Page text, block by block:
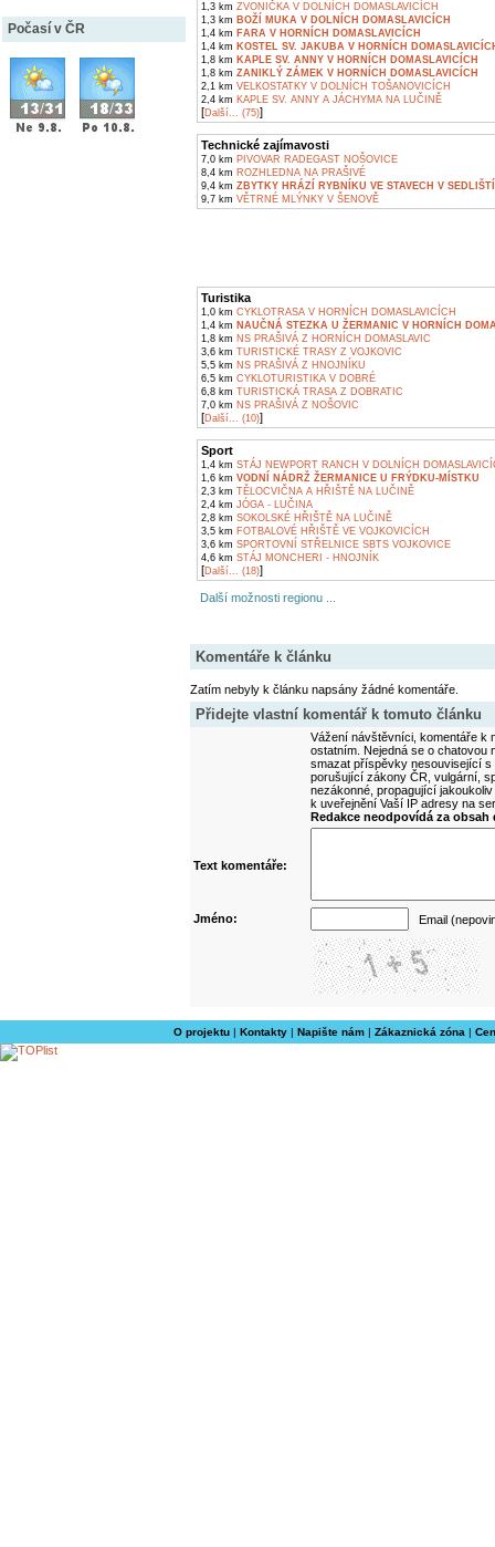
Počasí v ČR
1,3 km ZVONIČKA V DOLNÍCH DOMASLAVICÍCH
1,3 km BOŽÍ MUKA V DOLNÍCH DOMASLAVICÍCH
1,4 km FARA V HORNÍCH DOMASLAVICÍCH
1,4 km KOSTEL SV. JAKUBA V HORNÍCH
1,8 km KAPLE SV. ANNY V HORNÍCH DOMASLAVICÍCH
1,8 km ZANIKLÝ ZÁMEK V HORNÍCH DOMASLAVICÍCH
2,1 km VELKOSTATKY V DOLNÍCH TOŠANOVICÍCH
2,4 km KAPLE SV. ANNY A JÁCHYMA NA LUČINĚ
[Další... (75)]
Technické zajímavosti
7,0 km PIVOVAR RADEGAST NOŠOVICE
8,4 km ROZHLEDNA NA PRAŠIVÉ
9,4 km ZBYTKY HRÁZÍ RYBNÍKU VE STAVECH V
9,7 km VĚTRNÉ MLÝNKY V ŠENOVĚ
Turistika
1,0 km CYKLOTRASA V HORNÍCH DOMASLAVICÍCH
1,4 km NAUČNÁ STEZKA U ŽERMANIC V HORNÍCH
1,8 km NS PRAŠIVÁ Z HORNÍCH DOMASLAVIC
3,6 km TURISTICKÉ TRASY Z VOJKOVIC
5,5 km NS PRAŠIVÁ Z HNOJNÍKU
6,5 km CYKLOTURISTIKA V DOBRÉ
6,8 km TURISTICKÁ TRASA Z DOBRATIC
7,0 km NS PRAŠIVÁ Z NOŠOVIC
[Další... (10)]
Sport
1,4 km STÁJ NEWPORT RANCH V DOLNÍCH
1,6 km VODNÍ NÁDRŽ ŽERMANICE U FRÝDKU-MÍSTKU
2,3 km TĚLOCVIČNA A HŘIŠTĚ NA LUČINĚ
2,4 km JÓGA - LUČINA
2,8 km SOKOLSKÉ HŘIŠTĚ NA LUČINĚ
3,5 km FOTBALOVÉ HŘIŠTĚ VE VOJKOVICÍCH
3,6 km SPORTOVNÍ STŘELNICE SBTS VOJKOVICE
4,6 km STÁJ MONCHERI - HNOJNÍK
[Další... (18)]
Další možnosti regionu ...
Komentáře k článku
Zatím nebyly k článku napsány žádné komentáře.
Přidejte vlastní komentář k tomuto článku
Vážení návštěvníci, komentáře k
ostatním. Nejedná se o
smazat příspěvky nesouvisející
porušující zákony ČR, vulgární,
nezákonné, propagující
k uveřejnění Vaší IP adresy na
Redakce neodpovídá za
Text komentáře:
Jméno: Email
O projektu| Kontakty| Napište nám| Zákaznická zóna |